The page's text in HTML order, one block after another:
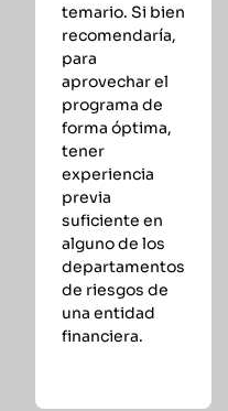
temario. Si bien
recomendaría,
para
aprovechar el
programa de
forma óptima,
tener
experiencia
previa
suficiente en
alguno de los
departamentos
de riesgos de
una entidad
financiera.